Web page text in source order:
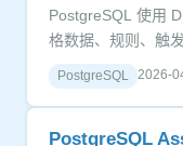
PostgreSQL 使用
格数据、规则、触
PostgreSQL 2026-
PostgreSQL